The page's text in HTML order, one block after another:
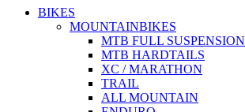
BIKES
MOUNTAINBIKES
MTB FULL SUSPENSION
MTB HARDTAILS
XC / MARATHON
TRAIL
ALL MOUNTAIN